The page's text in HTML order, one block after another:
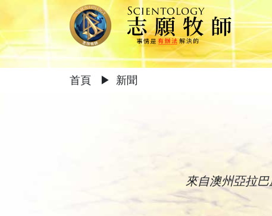
首頁 ▶ 新聞
來自澳州亞拉